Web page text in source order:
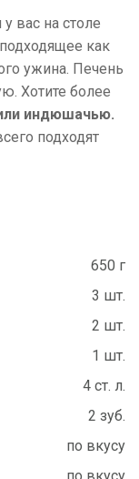
вас на столе
как
ужина. Печень
Хотите более
индюшачью.
подходят
650 г
3 шт.
2 шт.
1 шт.
4 ст. л.
2 зуб.
по вкусу